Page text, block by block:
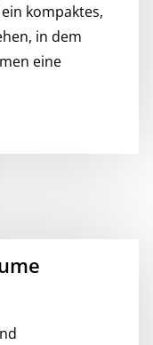
kompaktes,
in dem
eine